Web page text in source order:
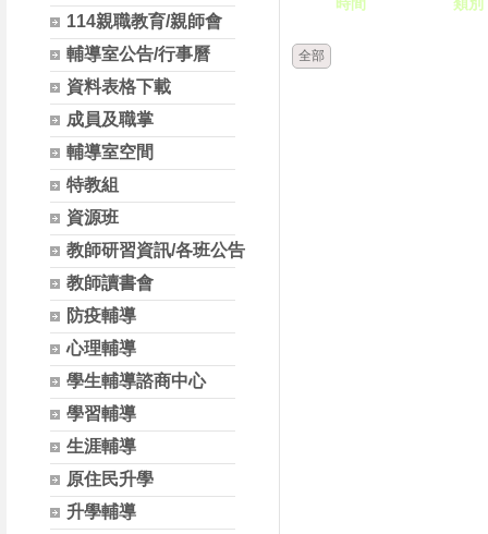
114親職教育/親師會
輔導室公告/行事曆
資料表格下載
成員及職掌
輔導室空間
特教組
資源班
教師研習資訊/各班公告
教師讀書會
防疫輔導
心理輔導
學生輔導諮商中心
學習輔導
生涯輔導
原住民升學
升學輔導
全部